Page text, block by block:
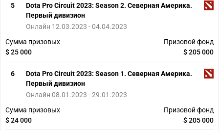
5
Dota Pro Circuit 2023: Season 2. Северная Америка.
Первый дивизион
Онлайн 12.03.2023 - 04.04.2023
Сумма призовых
$ 25 000
Призовой фонд
$ 205 000
6
Dota Pro Circuit 2023: Season 1. Северная Америка.
Первый дивизион
Онлайн 08.01.2023 - 29.01.2023
Сумма призовых
$ 24 000
Призовой фонд
$ 205 000